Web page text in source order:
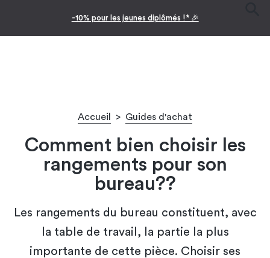
-10% pour les jeunes diplômés !* 🎉
Accueil > Guides d'achat
Comment bien choisir les
rangements pour son
bureau??
Les rangements du bureau constituent, avec
la table de travail, la partie la plus
importante de cette pièce. Choisir ses